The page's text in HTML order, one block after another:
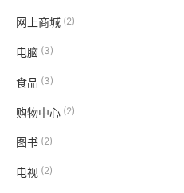
网上商城 (2)
电脑 (3)
食品 (3)
购物中心 (2)
图书 (2)
电视 (2)